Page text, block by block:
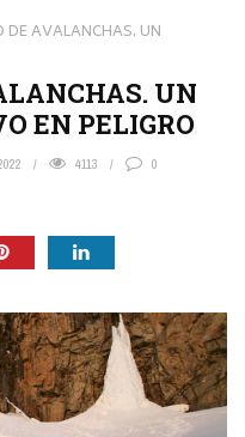
DE AVALANCHAS. UN
UN
EN PELIGRO
4113 0